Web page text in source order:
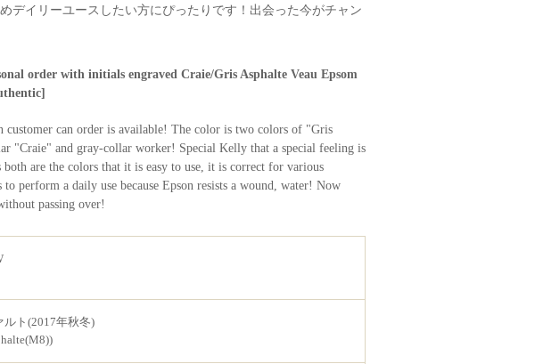
デイリーユースしたい方にぴったりです！出会った今がチャン
order with initials engraved Craie/Gris Asphalte Veau Epsom
can order is available! The color is two colors of "Gris
"Craie" and gray-collar worker! Special Kelly that a special feeling is
are the colors that it is easy to use, it is correct for various
perform a daily use because Epson resists a wound, water! Now
passing over!
ト(2017年秋冬)